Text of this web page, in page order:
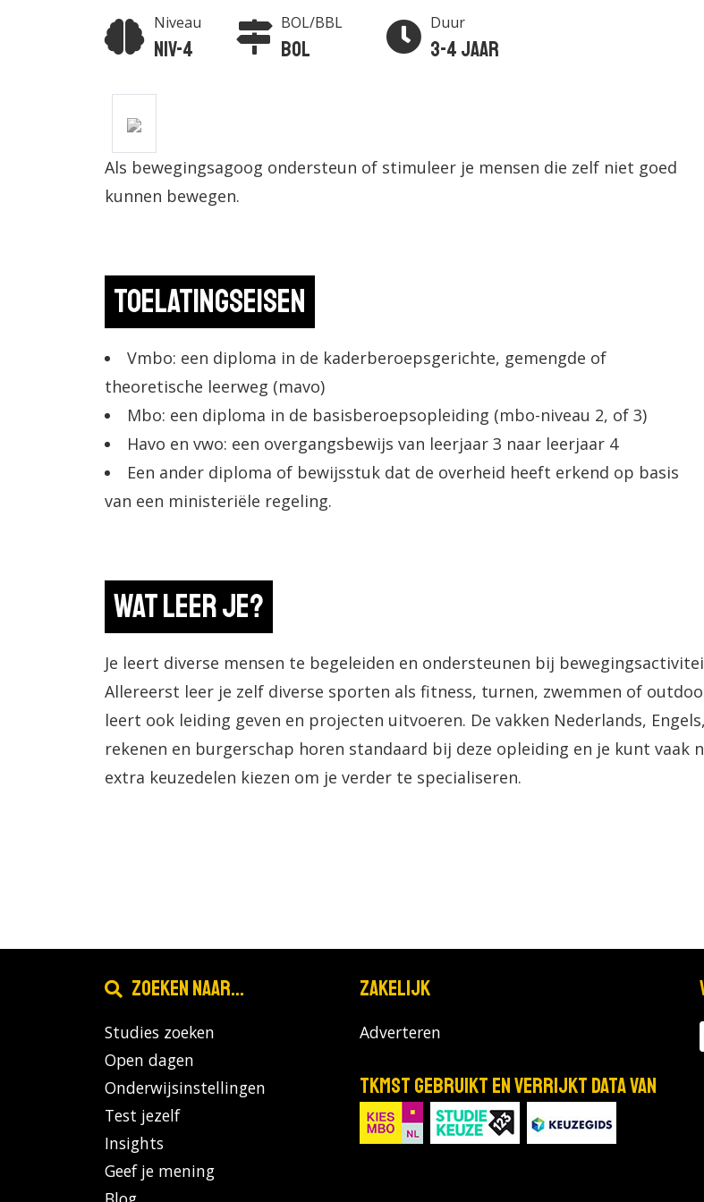
Niveau
Niv-4
BOL/BBL
BOL
Duur
3-4 jaar
Als bewegingsagoog ondersteun of stimuleer je mensen die zelf niet goed
kunnen bewegen.
Toelatingseisen
Vmbo: een diploma in de kaderberoepsgerichte, gemengde of
theoretische leerweg (mavo)
Mbo: een diploma in de basisberoepsopleiding (mbo-niveau 2, of 3)
Havo en vwo: een overgangsbewijs van leerjaar 3 naar leerjaar 4
Een ander diploma of bewijsstuk dat de overheid heeft erkend op basis
van een ministeriële regeling.
Wat leer je?
Je leert diverse mensen te begeleiden en ondersteunen bij
Allereerst leer je zelf diverse sporten als fitness, turnen, zwemmen of
leert ook leiding geven en projecten uitvoeren. De vakken Nederlands, Engels,
rekenen en burgerschap horen standaard bij deze opleiding en je kunt vaak
extra keuzedelen kiezen om je verder te specialiseren.
Zoeken naar...
Studies zoeken
Open dagen
Onderwijsinstellingen
Test jezelf
Insights
Geef je mening
Zakelijk
Adverteren
TKMST gebruikt en verrijkt data van